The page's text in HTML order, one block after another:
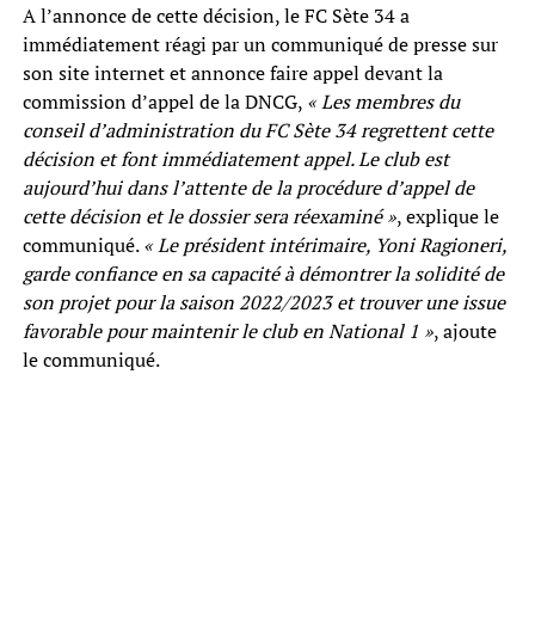
A l’annonce de cette décision, le FC Sète 34 a
immédiatement réagi par un communiqué de presse sur
son site internet et annonce faire appel devant la
commission d’appel de la DNCG, « Les membres du
conseil d’administration du FC Sète 34 regrettent cette
décision et font immédiatement appel. Le club est
aujourd’hui dans l’attente de la procédure d’appel de
cette décision et le dossier sera réexaminé », explique le
communiqué.« Le président intérimaire, Yoni Ragioneri,
garde confiance en sa capacité à démontrer la solidité de
son projet pour la saison 2022/2023 et trouver une issue
favorable pour maintenir le club en National 1 », ajoute
le communiqué.